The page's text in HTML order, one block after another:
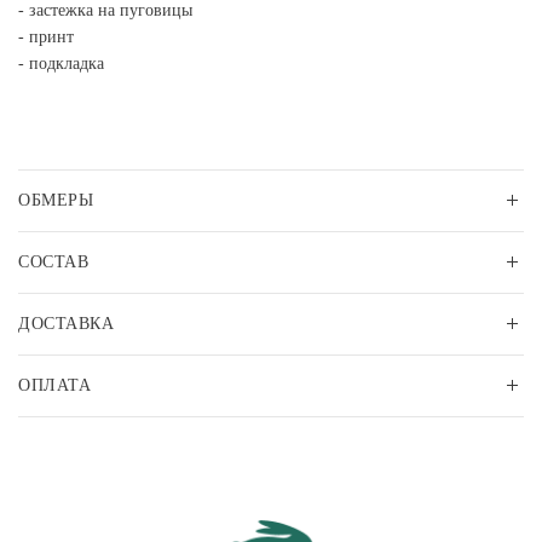
- застежка на пуговицы
- принт
- подкладка
ОБМЕРЫ
СОСТАВ
ДОСТАВКА
ОПЛАТА